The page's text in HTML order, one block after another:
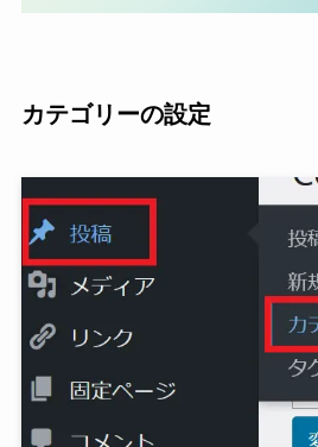
カテゴリーの設定